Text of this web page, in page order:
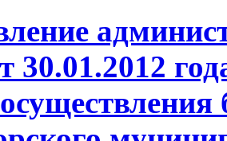
30.01.2012